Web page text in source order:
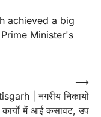
achieved a big
Minister's
| नगरीय निकायों
में आई कसावट, उप
⟶